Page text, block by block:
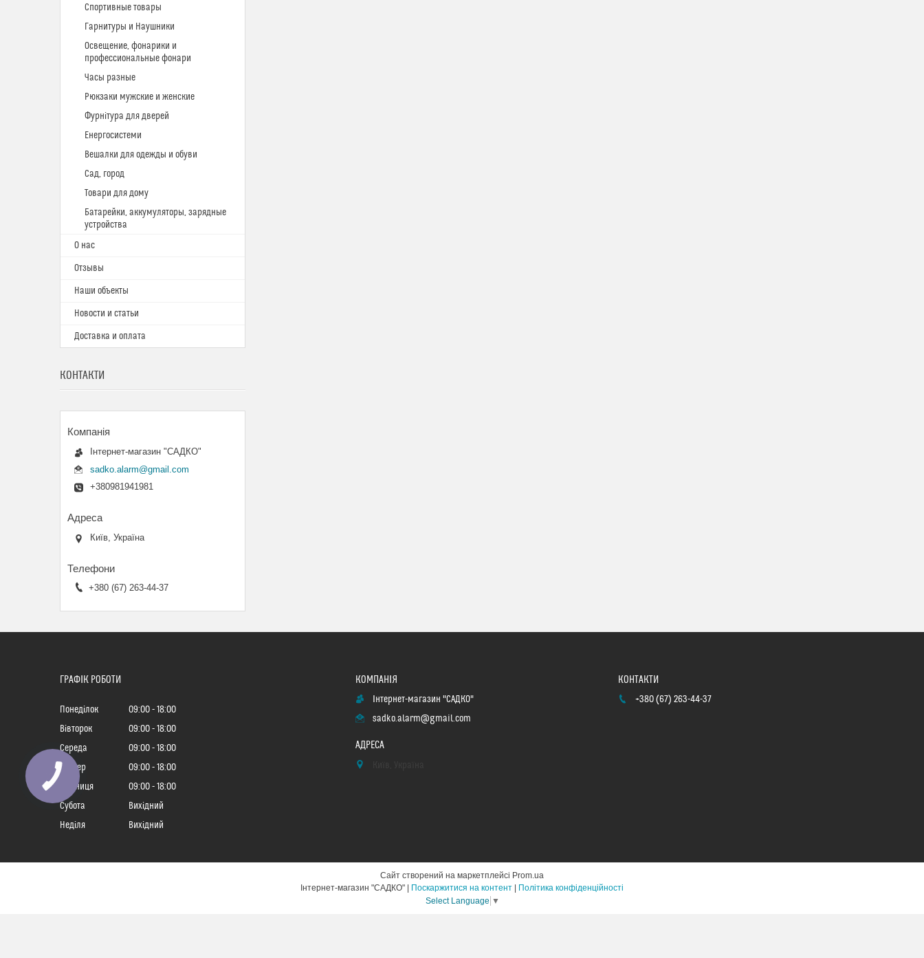
Спортивные товары
Гарнитуры и Наушники
Освещение, фонарики и
профессиональные фонари
Часы разные
Рюкзаки мужские и женские
Фурнітура для дверей
Енергосистеми
Вешалки для одежды и обуви
Сад, город
Товари для дому
Батарейки, аккумуляторы, зарядные
устройства
О нас
Отзывы
Наши объекты
Новости и статьи
Доставка и оплата
КОНТАКТИ
Інтернет-магазин "САДКО"
sadko.alarm@gmail.com
+380981941981
Київ, Україна
+380 (67) 263-44-37
ГРАФІК РОБОТИ
Понеділок 09:00
18:00
Вівторок
09:00
18:00
Середа
09:00
18:00
Четвер
09:00
18:00
Пʼятниця
09:00
18:00
Субота
Вихідний
Неділя
Вихідний
Інтернет-магазин "САДКО"
sadko.alarm@gmail.com
+380 (67) 263-44-37
Сайт створений на маркетплейсі Prom.ua
Поскаржитися на контент
Політика конфіденційності
Select Language ▼